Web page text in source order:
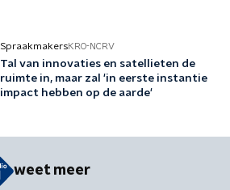
SpraakmakersKRO-NCRV
Tal van innovaties en satellieten de
ruimte in, maar zal 'in eerste instantie
impact hebben op de aarde'
weet meer